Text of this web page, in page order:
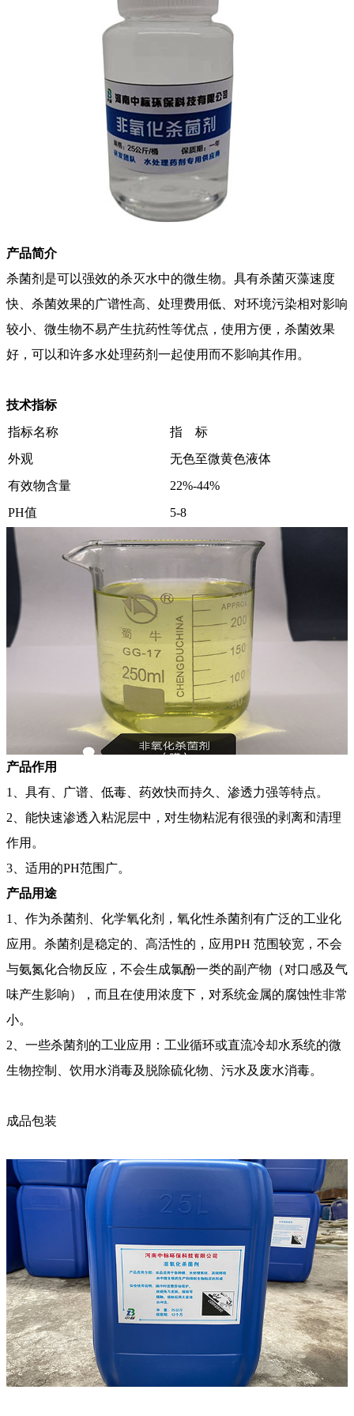
产品简介
杀菌剂是可以强效的杀灭水中的微生物。具有杀菌灭藻速度
快、杀菌效果的广谱性高、处理费用低、对环境污染相对影响
较小、微生物不易产生抗药性等优点，使用方便，杀菌效果
好，可以和许多水处理药剂一起使用而不影响其作用。
技术指标
指标名称
指 标
外观
无色至微黄色液体
有效物含量
22%-44%
PH值
5-8
产品作用
1、具有、广谱、低毒、药效快而持久、渗透力强等特点。
2、能快速渗透入粘泥层中，对生物粘泥有很强的剥离和清理
作用。
3、适用的PH范围广。
产品用途
1、作为杀菌剂、化学氧化剂，氧化性杀菌剂有广泛的工业化
应用。杀菌剂是稳定的、高活性的，应用PH 范围较宽，不会
与氨氮化合物反应，不会生成氯酚一类的副产物（对口感及气
味产生影响），而且在使用浓度下，对系统金属的腐蚀性非常
小。
2、一些杀菌剂的工业应用：工业循环或直流冷却水系统的微
生物控制、饮用水消毒及脱除硫化物、污水及废水消毒。
成品包装